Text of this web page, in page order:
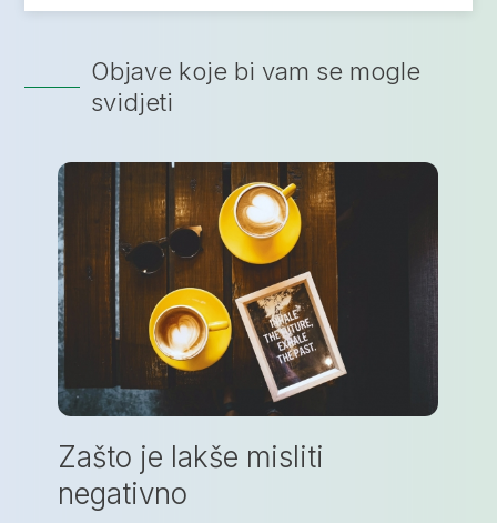
Objave koje bi vam se mogle
svidjeti
Zašto je lakše misliti
negativno